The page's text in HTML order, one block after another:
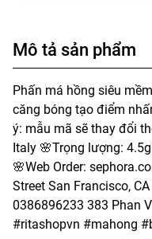
Mô tả sản phẩm
Phấn má hồng siêu
căng bóng tạo điểm
ý: mẫu mã sẽ thay đổi
Italy 🌸Trọng lượng:
🌸Web Order:
Street San Francisco,
0386896233 383 Phan
#ritashopvn #mahong